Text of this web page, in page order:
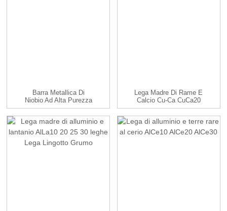
Barra Metallica Di
Niobio Ad Alta Purezza
99%-99,9% Con...
Lega Madre Di Rame E
Calcio Cu-Ca CuCa20
CuCa30...